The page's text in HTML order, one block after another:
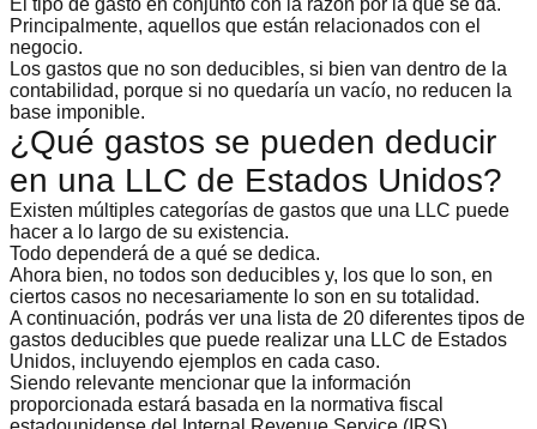
El tipo de gasto en conjunto con la razón por la que se da.
Principalmente, aquellos que están relacionados con el
negocio.
Los gastos que no son deducibles, si bien van dentro de la
contabilidad, porque si no quedaría un vacío, no reducen la
base imponible.
¿Qué gastos se pueden deducir
en una LLC de Estados Unidos?
Existen múltiples categorías de gastos que una LLC puede
hacer a lo largo de su existencia.
Todo dependerá de a qué se dedica.
Ahora bien, no todos son deducibles y, los que lo son, en
ciertos casos no necesariamente lo son en su totalidad.
A continuación, podrás ver una lista de 20 diferentes tipos de
gastos deducibles que puede realizar una LLC de Estados
Unidos, incluyendo ejemplos en cada caso.
Siendo relevante mencionar que la información
proporcionada estará basada en la normativa fiscal